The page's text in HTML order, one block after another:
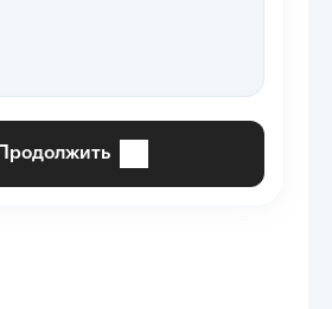
Продолжить